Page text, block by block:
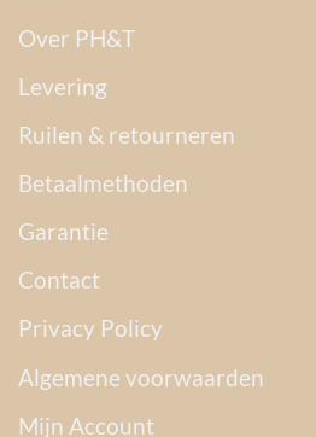
Over PH&T
Levering
Ruilen & retourneren
Betaalmethoden
Garantie
Contact
Privacy Policy
Algemene voorwaarden
Mijn Account